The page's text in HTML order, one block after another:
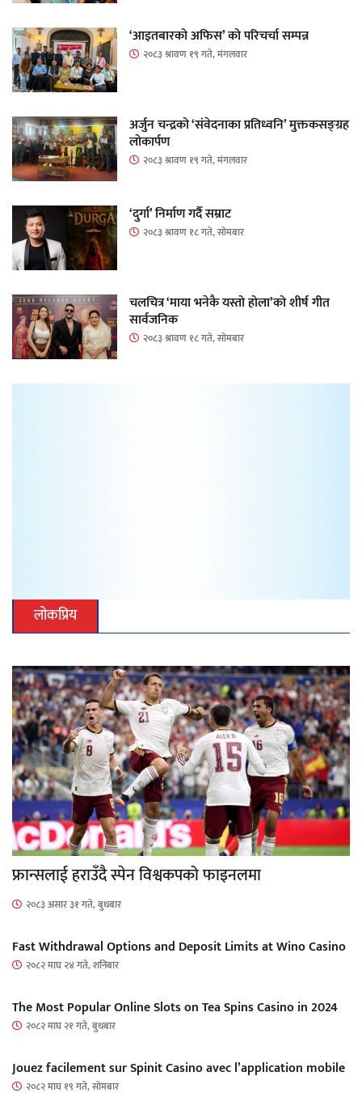
‘आइतबारको अफिस’ को परिचर्चा सम्पन्न
२०८३ श्रावण १९ गते, मंगलवार
अर्जुन चन्द्रको ‘संवेदनाका प्रतिध्वनि’ मुक्तकसङ्ग्रह
लोकार्पण
२०८३ श्रावण १९ गते, मंगलवार
‘दुर्गा’ निर्माण गर्दै सम्राट
२०८३ श्रावण १८ गते, सोमबार
चलचित्र ‘माया भनेकै यस्तो होला’को शीर्ष गीत
सार्वजनिक
२०८३ श्रावण १८ गते, सोमबार
लोकप्रिय
फ्रान्सलाई हराउँदै स्पेन विश्वकपको फाइनलमा
२०८३ असार ३१ गते, बुधबार
Fast Withdrawal Options and Deposit Limits at Wino Casino
२०८२ माघ २४ गते, शनिबार
The Most Popular Online Slots on Tea Spins Casino in 2024
२०८२ माघ २१ गते, बुधबार
Jouez facilement sur Spinit Casino avec l’application mobile
२०८२ माघ १९ गते, सोमबार